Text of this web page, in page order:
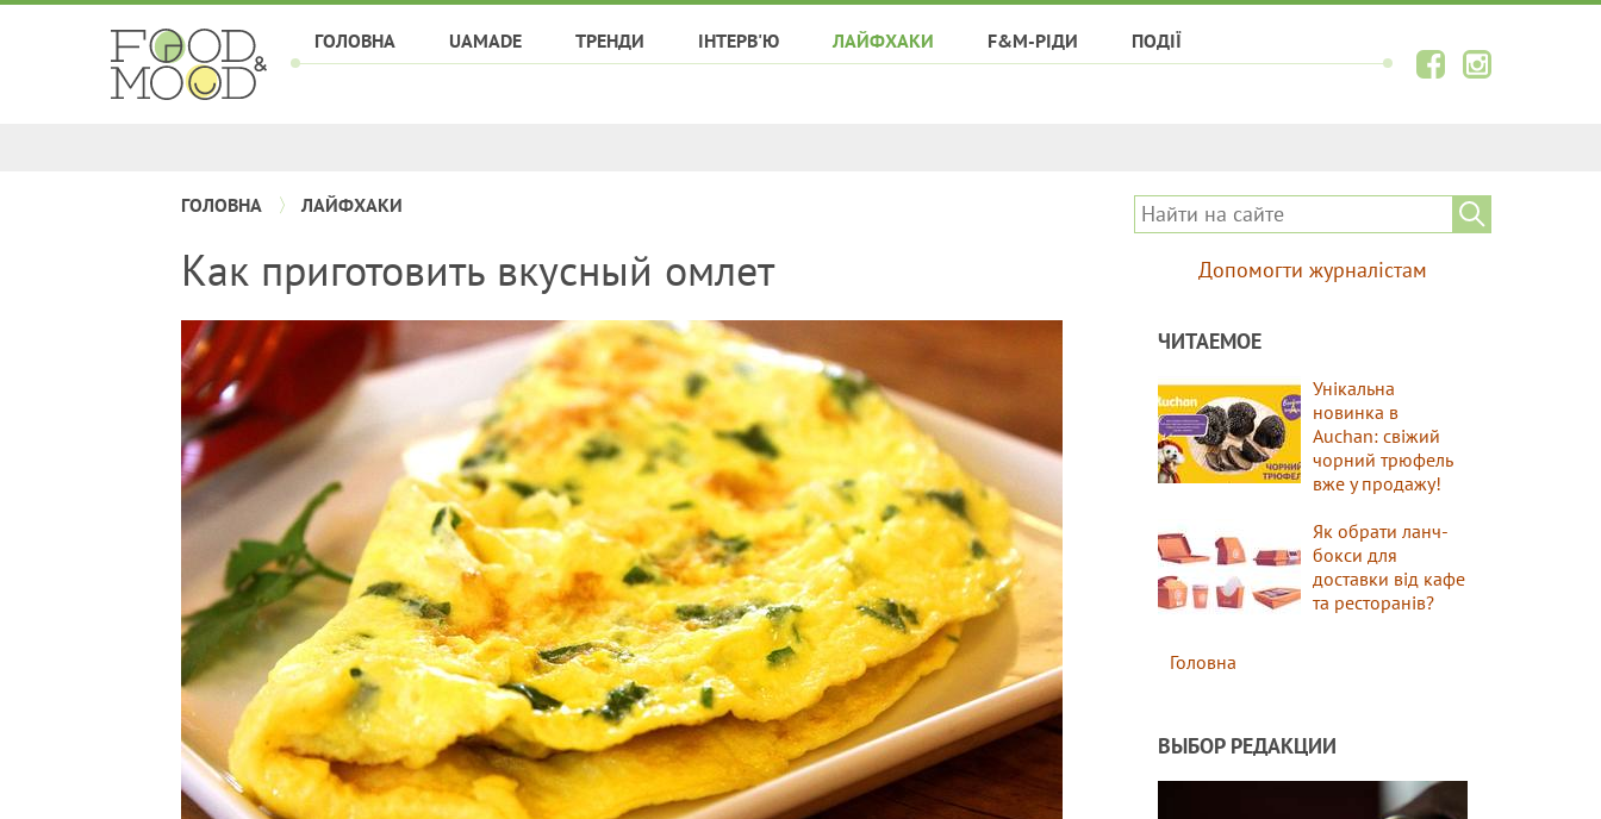
ГОЛОВНА UAMADE ТРЕНДИ ІНТЕРВ'Ю ЛАЙФХАКИ F&M-РІДИ ПОДІЇ
ГОЛОВНА ЛАЙФХАКИ
Как приготовить вкусный омлет Допомогти журналістам
ЧИТАЕМОЕ
Унікальна
новинка в
Auchan: свіжий
чорний трюфель
вже у продажу!
Як обрати ланч-
бокси для
доставки від кафе
та ресторанів?
Головна
ВЫБОР РЕДАКЦИИ